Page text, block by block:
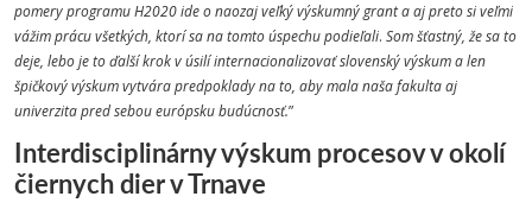
pomery programu H2020 ide o naozaj veľký výskumný grant a aj preto si veľmi
vážim prácu všetkých, ktorí sa na tomto úspechu podieľali. Som šťastný, že sa to
deje, lebo je to ďalší krok v úsilí internacionalizovať slovenský výskum a len
špičkový výskum vytvára predpoklady na to, aby mala naša fakulta aj
univerzita pred sebou európsku budúcnosť.”
Interdisciplinárny výskum procesov v okolí
čiernych dier v Trnave